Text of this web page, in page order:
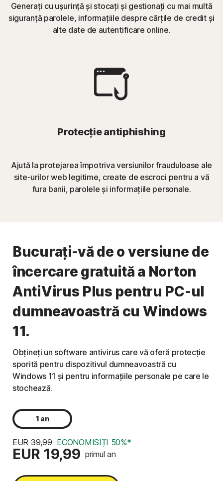
Generați cu ușurință și stocați și gestionați cu mai multă
siguranță parolele, informațiile despre cărțile de credit și
alte date de autentificare online.
Protecție antiphishing
Ajută la protejarea împotriva versiunilor frauduloase ale
site-urilor web legitime, create de escroci pentru a vă
fura banii, parolele și informațiile personale.
Bucurați-vă de o versiune de
încercare gratuită a Norton
AntiVirus Plus pentru PC-ul
dumneavoastră cu Windows
11.
Obțineți un software antivirus care vă oferă protecție
sporită pentru dispozitivul dumneavoastră cu
Windows 11 și pentru informațiile personale pe care le
stochează.
1 an
EUR 39,99 ECONOMISIȚI 50%*
EUR 19,99 primul an